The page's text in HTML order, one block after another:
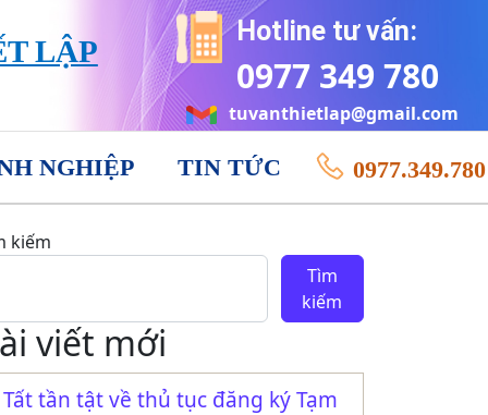
LẬP
Hotline tư vấn:
0977 349 780
tuvanthietlap@gmail.com
NGHIỆP TIN TỨC 0977.349.780
kiếm
Tìm
kiếm
viết mới
Tất tần tật về thủ tục đăng ký Tạm